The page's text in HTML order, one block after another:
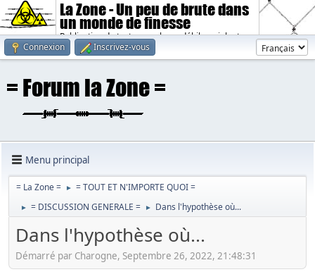
La Zone - Un peu de brute dans
un monde de finesse
Publication de textes sombres, débiles, violents.
Connexion
Inscrivez-vous
Menu principal
= La Zone = ► = TOUT ET N'IMPORTE QUOI =
► = DISCUSSION GENERALE = ► Dans l'hypothèse où...
Dans l'hypothèse où...
Démarré par Charogne, Septembre 26, 2022, 21:48:31